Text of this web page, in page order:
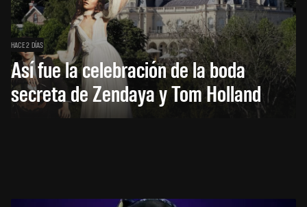
HACE 2 DÍAS
Así fue la celebración de la boda
secreta de Zendaya y Tom Holland